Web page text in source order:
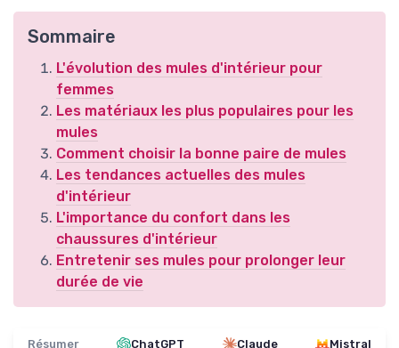
Sommaire
L'évolution des mules d'intérieur pour
femmes
Les matériaux les plus populaires pour les
mules
Comment choisir la bonne paire de mules
Les tendances actuelles des mules
d'intérieur
L'importance du confort dans les
chaussures d'intérieur
Entretenir ses mules pour prolonger leur
durée de vie
Résumer ChatGPT Claude Mistral